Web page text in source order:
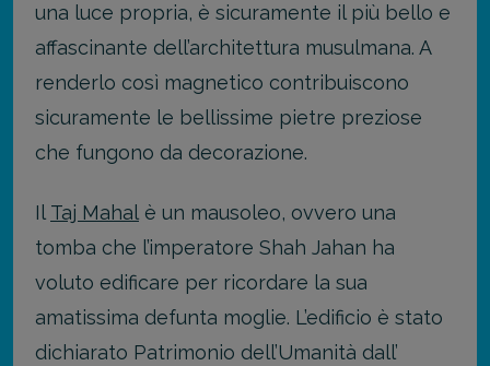
una luce propria, è sicuramente il più bello e
affascinante dell’architettura musulmana. A
renderlo così magnetico contribuiscono
sicuramente le bellissime pietre preziose
che fungono da decorazione.
Il Taj Mahal è un mausoleo, ovvero una
tomba che l’imperatore Shah Jahan ha
voluto edificare per ricordare la sua
amatissima defunta moglie. L’edificio è stato
dichiarato Patrimonio dell’Umanità dall’